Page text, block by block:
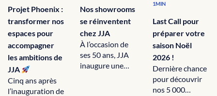
Projet Phoenix :
transformer nos
espaces pour
accompagner
les ambitions de
JJA
Cinq ans après
l’inauguration de
Nos showrooms
se réinventent
chez JJA
À l’occasion de
ses 50 ans, JJA
inaugure une
1MIN
Last Call pour
préparer votre
saison Noël
2026 !​
Dernière chance
pour découvrir
nos 5 000